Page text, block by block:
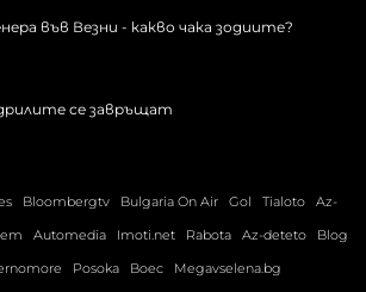
във Везни - какво чака зодиите?
се завръщат
Bloombergtv Bulgaria On Air Gol Tialoto
Az-
Automedia Imoti.net Rabota Az-deteto
Blog
Posoka Boec Megavselena.bg